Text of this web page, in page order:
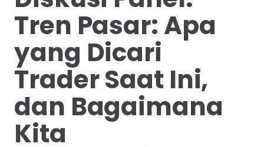
Tren Pasar: Apa
yang Dicari
Trader Saat Ini,
dan Bagaimana
Kita